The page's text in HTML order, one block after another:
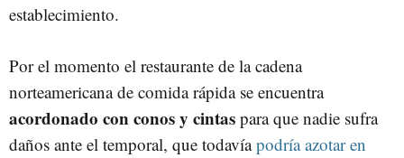
establecimiento.
Por el momento el restaurante de la cadena
norteamericana de comida rápida se encuentra
acordonado con conos y cintas para que nadie sufra
daños ante el temporal, que todavíapodría azotar en